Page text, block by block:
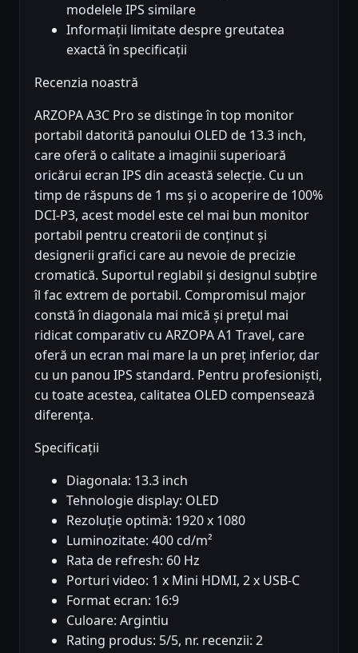
modelele IPS similare
Informații limitate despre greutatea
exactă în specificații
Recenzia noastră
ARZOPA A3C Pro se distinge în top monitor
portabil datorită panoului OLED de 13.3 inch,
care oferă o calitate a imaginii superioară
oricărui ecran IPS din această selecție. Cu un
timp de răspuns de 1 ms și o acoperire de 100%
DCI-P3, acest model este cel mai bun monitor
portabil pentru creatorii de conținut și
designerii grafici care au nevoie de precizie
cromatică. Suportul reglabil și designul subțire
îl fac extrem de portabil. Compromisul major
constă în diagonala mai mică și prețul mai
ridicat comparativ cu ARZOPA A1 Travel, care
oferă un ecran mai mare la un preț inferior, dar
cu un panou IPS standard. Pentru profesioniști,
cu toate acestea, calitatea OLED compensează
diferența.
Specificații
Diagonala: 13.3 inch
Tehnologie display: OLED
Rezoluție optimă: 1920 x 1080
Luminozitate: 400 cd/m²
Rata de refresh: 60 Hz
Porturi video: 1 x Mini HDMI, 2 x USB-C
Format ecran: 16:9
Culoare: Argintiu
Rating produs: 5/5, nr. recenzii: 2